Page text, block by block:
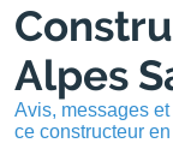
Alpes
Avis, messages
ce constructeur